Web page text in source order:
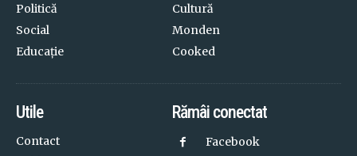
Politică
Social
Educație
Cultură
Monden
Cooked
Utile
Contact
Rămâi conectat
Facebook